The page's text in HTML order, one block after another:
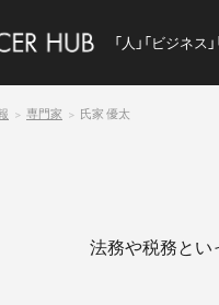
「人」「ビジネ
専門家 氏家 優太
法務や税務とい